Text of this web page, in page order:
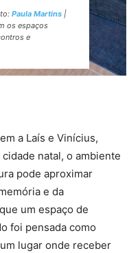
Paula Martins |
os espaços
e
a Laís e Vinícius,
natal, o ambiente
pode aproximar
e da
um espaço de
foi pensada como
lugar onde receber